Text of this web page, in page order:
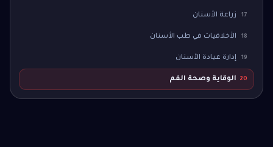
17 زراعة الأسنان
18 الأخلاقيات في طب الأسنان
19 إدارة عيادة الأسنان
20 الوقاية وصحة الفم